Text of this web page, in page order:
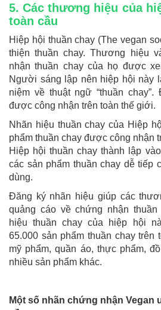
5. Các thương hiệu của
toàn cầu
Hiệp hội thuần chay (The vegan
thiện thuần chay. Thương hiệu
nhận thuần chay của họ được
Người sáng lập nên hiệp hội này
niệm về thuật ngữ “thuần
được công nhận trên toàn thế giới.
Nhãn hiệu thuần chay của Hiệp
phẩm thuần chay được công nhận
Hiệp hội thuần chay thành lập
các sản phẩm thuần chay dễ tiếp
dùng.
Đăng ký nhãn hiệu giúp các
quảng cáo về chứng nhận
hiệu thuần chay của hiệp hội
65.000 sản phẩm thuần chay trên
mỹ phẩm, quần áo, thực phẩm,
nhiều sản phẩm khác.
Một số nhãn chứng nhận Vegan